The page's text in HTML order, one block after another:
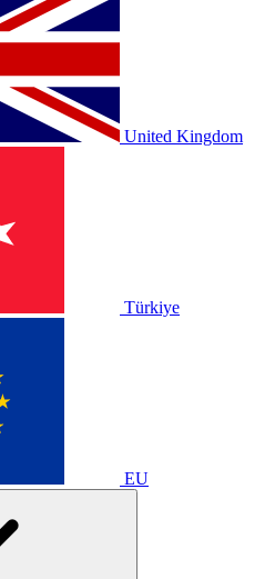
United Kingdom
Türkiye
EU